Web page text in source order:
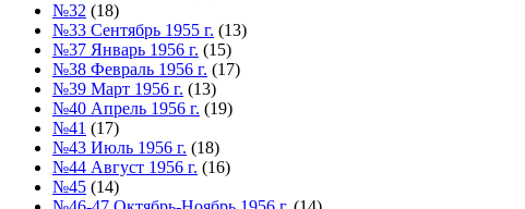
№32 (18)
№33 Сентябрь 1955 г. (13)
№37 Январь 1956 г. (15)
№38 Февраль 1956 г. (17)
№39 Март 1956 г. (13)
№40 Апрель 1956 г. (19)
№41 (17)
№43 Июль 1956 г. (18)
№44 Август 1956 г. (16)
№45 (14)